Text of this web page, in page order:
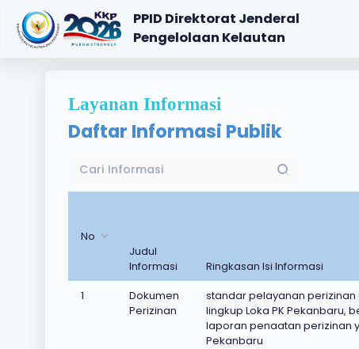
PPID Direktorat Jenderal
Pengelolaan Kelautan
Layanan Informasi
Daftar Informasi Publik
No
Judul
Informasi
Ringkasan Isi Informasi
1
Dokumen
Perizinan
standar pelayanan
lingkup Loka PK Pekanbaru,
laporan penaatan perizinan
Pekanbaru